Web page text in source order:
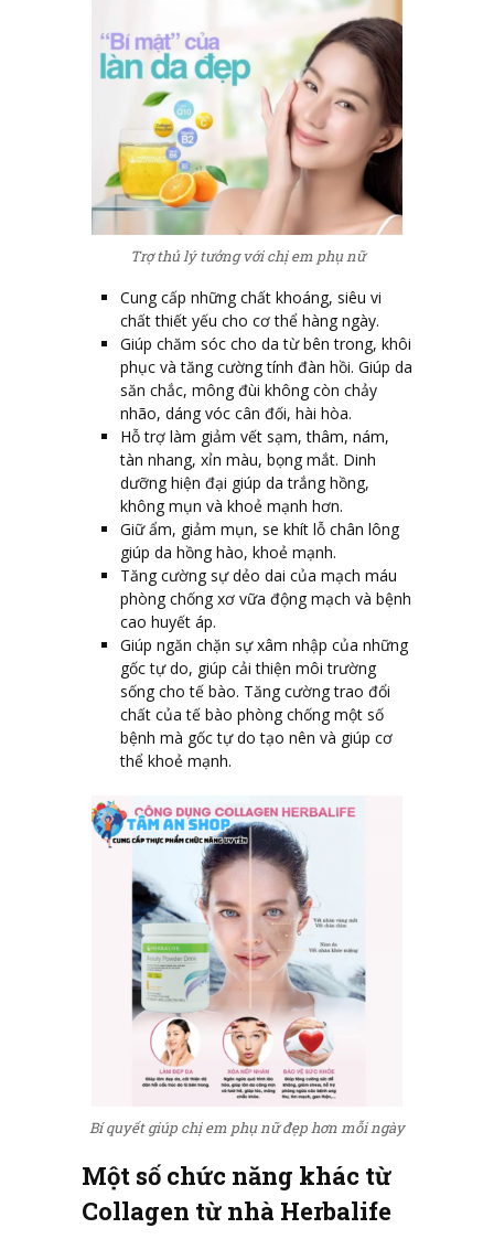
Trợ thủ lý tưởng với chị em phụ nữ
Cung cấp những chất khoáng, siêu vi
chất thiết yếu cho cơ thể hàng ngày.
Giúp chăm sóc cho da từ bên trong, khôi
phục và tăng cường tính đàn hồi. Giúp da
săn chắc, mông đùi không còn chảy
nhão, dáng vóc cân đối, hài hòa.
Hỗ trợ làm giảm vết sạm, thâm, nám,
tàn nhang, xỉn màu, bọng mắt. Dinh
dưỡng hiện đại giúp da trắng hồng,
không mụn và khoẻ mạnh hơn.
Giữ ẩm, giảm mụn, se khít lỗ chân lông
giúp da hồng hào, khoẻ mạnh.
Tăng cường sự dẻo dai của mạch máu
phòng chống xơ vữa động mạch và bệnh
cao huyết áp.
Giúp ngăn chặn sự xâm nhập của những
gốc tự do, giúp cải thiện môi trường
sống cho tế bào. Tăng cường trao đổi
chất của tế bào phòng chống một số
bệnh mà gốc tự do tạo nên và giúp cơ
thể khoẻ mạnh.
Bí quyết giúp chị em phụ nữ đẹp hơn mỗi ngày
Một số chức năng khác từ
Collagen từ nhà Herbalife